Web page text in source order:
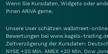
Wenn Sie Kursdaten, Widgets oder
Ihnen ARIVA gerne.
Unsere User schätzen wallstreet-
Bewertungen bei www.kagels-
Zeitverzögerung der Kursdaten:
NYSE +20 Min. AMEX +20 Min. Dow